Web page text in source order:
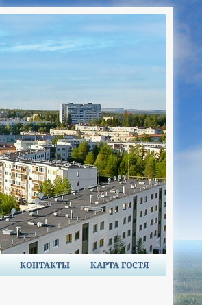
КОНТАКТЫ КАРТА ГОСТЯ